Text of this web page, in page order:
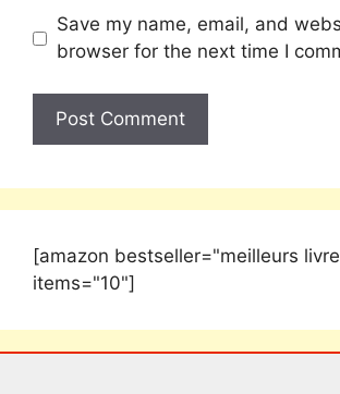
Save my name, email, and
browser for the next time I
[amazon bestseller="meilleurs
items="10"]